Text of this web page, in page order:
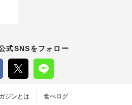
式SNSをフォロー
ジンとは 食べログ